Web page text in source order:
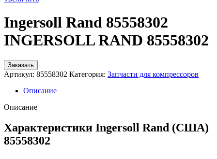
Ingersoll Rand 85558302
INGERSOLL RAND 85558302
Заказать
Артикул: 85558302 Категория: Запчасти для компрессоров
Описание
Описание
Характеристики Ingersoll Rand (США)
85558302